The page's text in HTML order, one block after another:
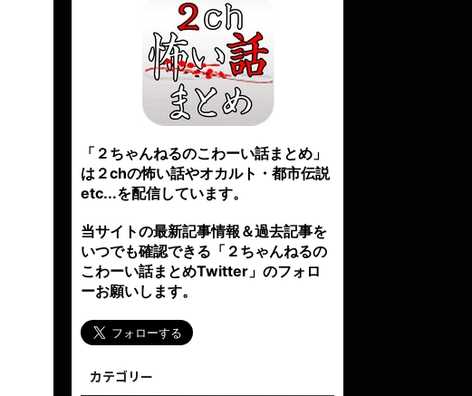
「２ちゃんねるのこわーい話まとめ」
は２chの怖い話やオカルト・都市伝説
etc...を配信しています。
当サイトの最新記事情報＆過去記事を
いつでも確認できる「２ちゃんねるの
こわーい話まとめTwitter」のフォロ
ーお願いします。
カテゴリー